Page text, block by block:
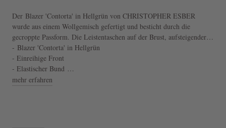
Der Blazer 'Contorta' in Hellgrün von CHRISTOPHER ESBER
wurde aus einem Wollgemisch gefertigt und besticht durch die
gecroppte Passform. Die Leistentaschen auf der Brust, aufsteigender
Reverskragen und die langen Ärmel vollenden diesen modernen
Look.
- Blazer 'Contorta' in Hellgrün
- Einreihige Front
- Elastischer Bund
- Lange Ärmel
mehr erfahren